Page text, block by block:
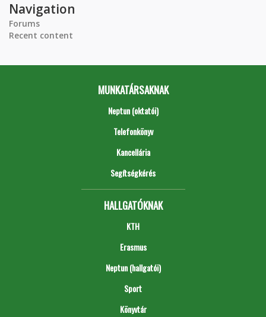
Navigation
Forums
Recent content
MUNKATÁRSAKNAK
Neptun (oktatói)
Telefonkönyv
Kancellária
Segítségkérés
HALLGATÓKNAK
KTH
Erasmus
Neptun (hallgatói)
Sport
Könyvtár